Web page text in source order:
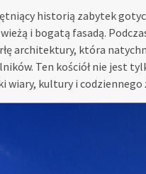
historią zabytek
i bogatą fasadą.
architektury, która
Ten kościół nie jest
wiary, kultury i codziennego